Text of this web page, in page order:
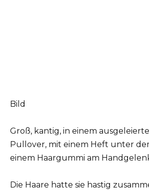
Bild
Groß, kantig, in einem
Pullover, mit einem Heft unter
einem Haargummi am
Die Haare hatte sie hastig